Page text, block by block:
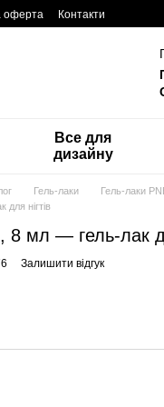
оферта Контакти
Все для
дизайну
Гель-лаки
Гель-лаки
нігтів
мл — гель-лак
Залишити відгук